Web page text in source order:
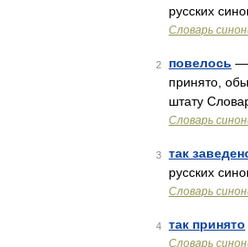
русских
Словарь
2 повелось —
принято,
штату
Словарь
3 так
русских
Словарь
4 так принято
Словарь